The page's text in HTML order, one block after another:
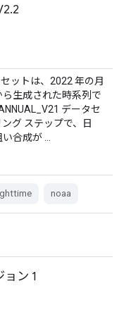
ットは、2022 年の月
生成された時系列で
データセ
グ ステップで、日
合成が …
noaa
ン 1